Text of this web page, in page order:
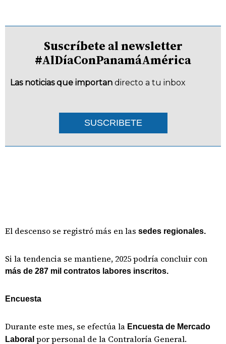
Suscríbete al newsletter
#AlDíaConPanamáAmérica
Las noticias que importan directo a tu inbox
SUSCRIBETE
El descenso se registró más en las sedes regionales.
Si la tendencia se mantiene, 2025 podría concluir con
más de 287 mil contratos labores inscritos.
Encuesta
Durante este mes, se efectúa la Encuesta de Mercado
Laboral por personal de la Contraloría General.